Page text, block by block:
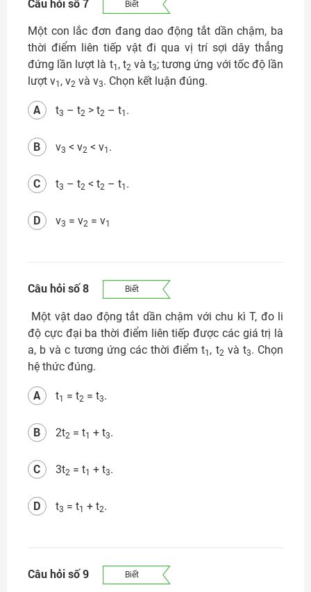
Câu hỏi số 7 Biết
Một con lắc đơn đang dao động tắt dần chậm, ba
thời điểm liên tiếp vật đi qua vị trí sợi dây thẳng
đứng lần lượt là t1 , t2 và t3; tương ứng với tốc độ lần
lượt v1 , v2 và v3. Chọn kết luận đúng.
t3 – t2 > t2 – t1 .
A
v3 < v2 < v1 .
B
t3 – t2 < t2 – t1 .
C
v3 = v2 = v1
D
Câu hỏi số 8 Biết
Một vật dao động tắt dần chậm với chu kì T, đo li
độ cực đại ba thời điểm liên tiếp được các giá trị là
a, b và c tương ứng các thời điểm t1, t2 và t3. Chọn
hệ thức đúng.
t1 = t2 = t3.
A
2t2 = t1 + t3.
B
3t2 = t1 + t3.
C
t3 = t1 + t2.
D
Câu hỏi số 9 Biết